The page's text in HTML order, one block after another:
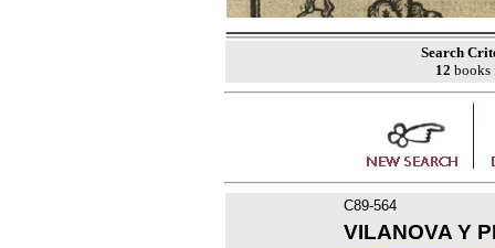
Search
12
C89-564
VILANOVA Y